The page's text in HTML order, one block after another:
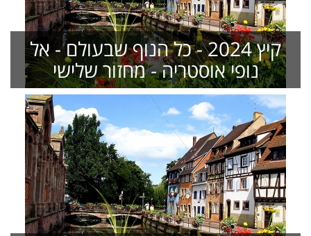
קיץ 2024 - כל הנוף שבעולם - אל
נופי אוסטריה - מחזור שלישי